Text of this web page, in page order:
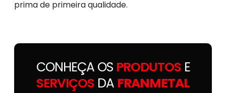
prima de primeira qualidade.
CONHEÇA OS PRODUTOSE
SERVIÇOS DA FRANMETAL